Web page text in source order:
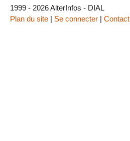
1999 - 2026 AlterInfos - DIAL
Plan du site | Se connecter | Contact